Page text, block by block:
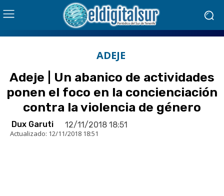
ADEJE
Adeje | Un abanico de actividades
ponen el foco en la concienciación
contra la violencia de género
Dux Garuti 12/11/2018 18:51
Actualizado: 12/11/2018 18:51